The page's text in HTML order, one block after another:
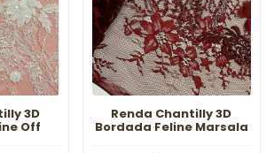
3D
Off
Renda Chantilly 3D
Bordada Feline Marsala